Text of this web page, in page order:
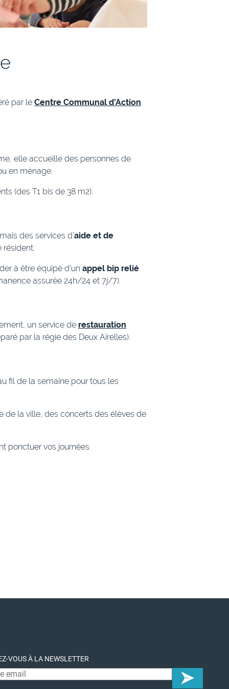
par le Centre Communal d’Action
elle accueille des personnes de
en ménage.
(des T1 bis de 38 m2).
des services d’aide et de
résident.
à être équipé d’un appel bip relié
assurée 24h/24 et 7j/7).
un service de restauration
par la régie des Deux Airelles).
fil de la semaine pour tous les
de la ville, des concerts des élèves de
ponctuer vos journées.
VOUS À LA NEWSLETTER